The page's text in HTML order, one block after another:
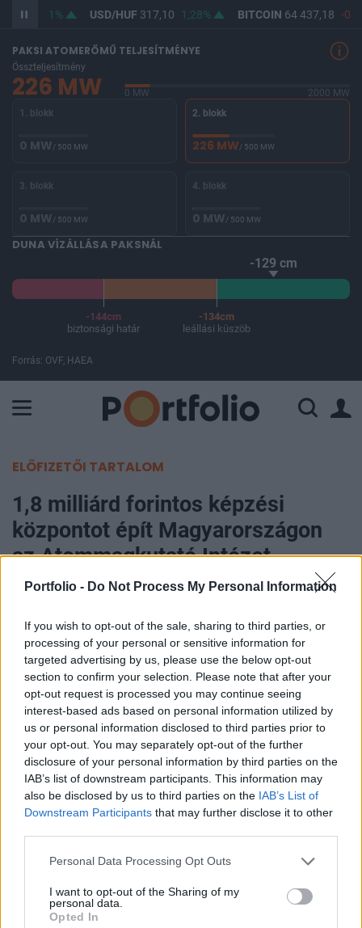
Portfolio - Do Not Process My Personal Information
If you wish to opt-out of the sale, sharing to third parties, or
processing of your personal or sensitive information for
targeted advertising by us, please use the below opt-out
section to confirm your selection. Please note that after your
opt-out request is processed you may continue seeing
interest-based ads based on personal information utilized by
us or personal information disclosed to third parties prior to
your opt-out. You may separately opt-out of the further
disclosure of your personal information by third parties on the
IAB’s list of downstream participants. This information may
also be disclosed by us to third parties on the IAB’s List of
Downstream Participants that may further disclose it to other
Personal Data Processing Opt Outs
I want to opt-out of the Sharing of my
personal data.
Opted In
365,35 1% USD/HUF317,10 1,28% BITCOIN64 437,18 -
PAKSI ATOMERŐMŰ TELJESÍTMÉNYE
Összteljesítmény
226 MW 0 MW
2000 MW
1. blokk
0 MW/ 500 MW
2. blokk
226 MW/ 500 MW
3. blokk
0 MW/ 500 MW
4. blokk
0 MW/ 500 MW
DUNA VÍZÁLLÁSA PAKSNÁL
-129 cm
-144cm
biztonsági határ
-134cm
leállási küszöb
Forrás: OVF, HAEA
ELŐFIZETŐI TARTALOM
1,8 milliárd forintos képzési
központot épít Magyarországon
az Atommagkutató Intézet
A debreceni Atommagkutató Intézet (Atomki) és
az Isotoptech Zrt. konzorciuma a Széchenyi 2020
programban Nemzetközi Radiokarbon AMS
Kompetencia és Képzési Központot hoz létre, a
több mint 1,8 milliárd forint összköltségű
beruházás az Európai Unió Európai Regionális
Fejlesztési Alap csaknem 1,4 milliárd forintos
támogatásával készül el - közölte az Atomki az
Közleményük szerint a beruházással nemzetközi szinten is
a radiokarbon méréséhez szükséges új típusú, hatékony
mintaelőkészítő berendezések fejlesztésére a piaci